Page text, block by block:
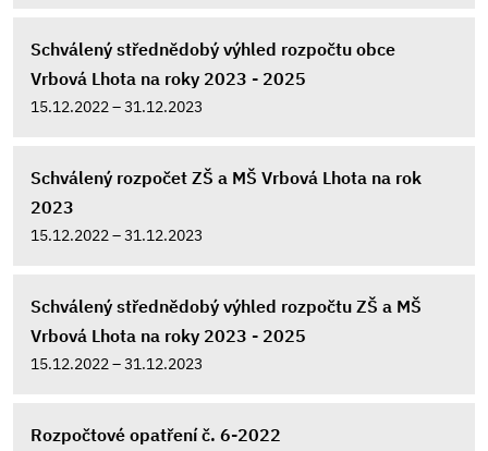
Schválený střednědobý výhled rozpočtu obce
Vrbová Lhota na roky 2023 - 2025
15.12.2022 – 31.12.2023
Schválený rozpočet ZŠ a MŠ Vrbová Lhota na rok
2023
15.12.2022 – 31.12.2023
Schválený střednědobý výhled rozpočtu ZŠ a MŠ
Vrbová Lhota na roky 2023 - 2025
15.12.2022 – 31.12.2023
Rozpočtové opatření č. 6-2022